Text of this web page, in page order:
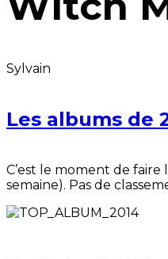
Sylvain
Les albums de
C’est le moment de
semaine). Pas de